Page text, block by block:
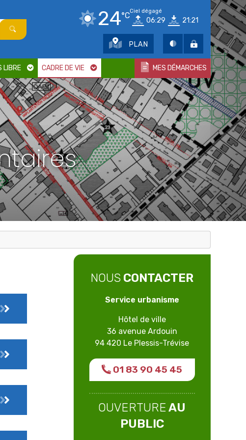
24°CCiel dégagé
06:29 21:21
PLAN
LIBRE CADRE DE VIE MES DÉMARCHES
NOUS CONTACTER
Service urbanisme
Hôtel de ville
36 avenue Ardouin
94 420 Le Plessis-Trévise
01 83 90 45 45
OUVERTUREAU
PUBLIC